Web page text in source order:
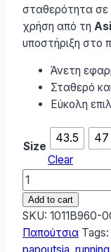
σταθερότητα σε
χρήση από τη
υποστήριξη στο
Άνετη
Σταθερό
Εύκολη
Size
43.5 47
Clear
ASICS
Ανδρικά
Αθλητικά
Παπούτσια
Running
Add to cart
SKU: 1011B960-
Παπούτσια Tags: